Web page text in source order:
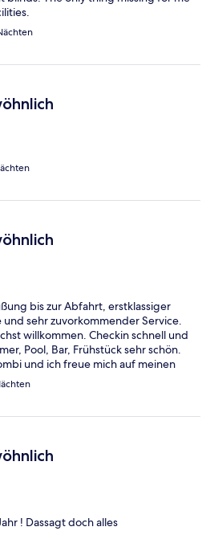
bis zur Abfahrt, erstklassiger
sehr zuvorkommender Service.
willkommen. Checkin schnell und
Pool, Bar, Frühstück sehr schön.
und ich freue mich auf meinen
Ein ganz großes Danke an
alle wunderbar.
! Dassagt doch alles